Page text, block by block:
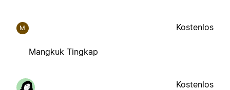
M
Mangkuk Tingkap
Kostenlos
Kostenlos